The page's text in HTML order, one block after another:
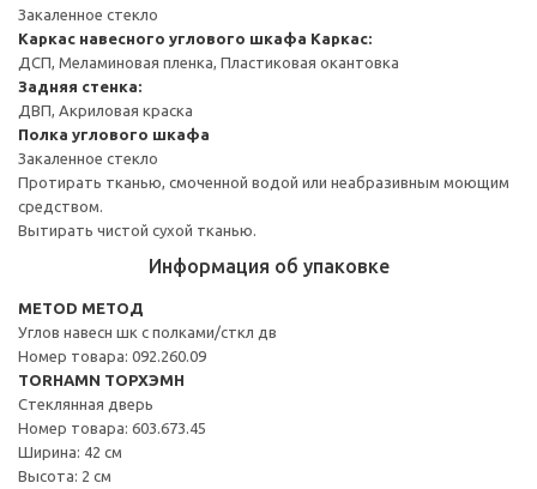
Закаленное стекло
Каркас навесного углового шкафа Каркас:
ДСП, Меламиновая пленка, Пластиковая окантовка
Задняя стенка:
ДВП, Акриловая краска
Полка углового шкафа
Закаленное стекло
Протирать тканью, смоченной водой или неабразивным моющим
средством.
Вытирать чистой сухой тканью.
Информация об упаковке
METOD МЕТОД
Углов навесн шк с полками/сткл дв
Номер товара: 092.260.09
TORHAMN ТОРХЭМН
Стеклянная дверь
Номер товара: 603.673.45
Ширина: 42 см
Высота: 2 см